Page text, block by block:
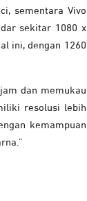
sementara Vivo
sekitar 1080 x
ini, dengan 1260
dan memukau
resolusi lebih
kemampuan